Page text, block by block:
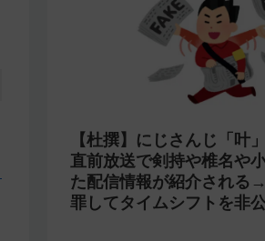
【杜撰】にじさんじ「叶
直前放送で剣持や椎名や
た配信情報が紹介される
罪してタイムシフトを非